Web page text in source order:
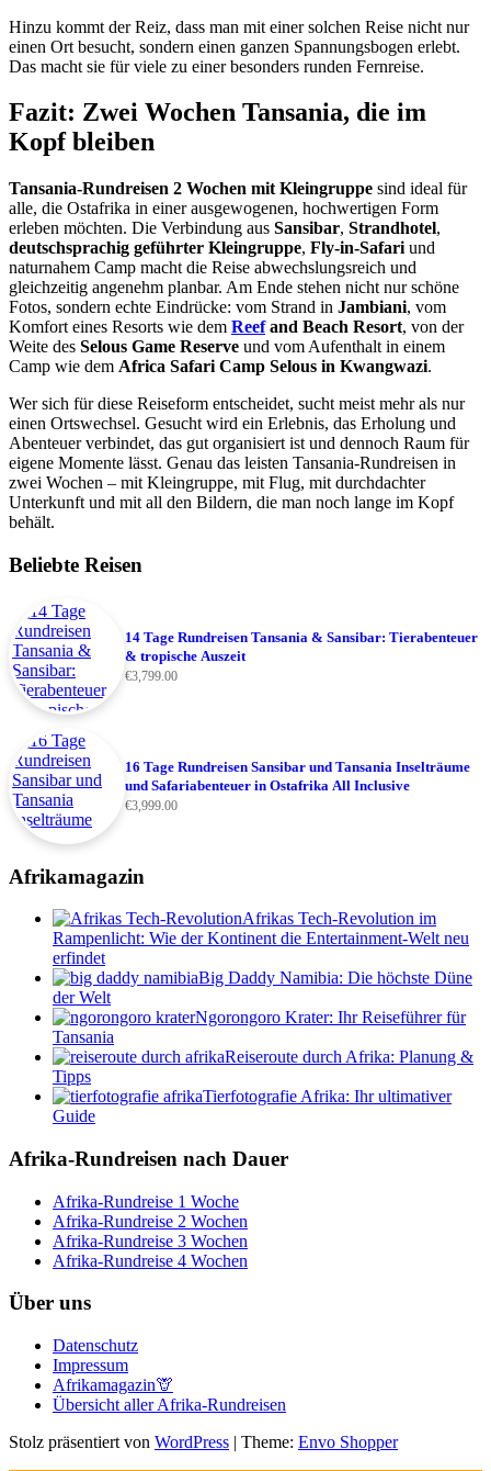
Hinzu kommt der Reiz, dass man mit einer solchen Reise nicht nur
einen Ort besucht, sondern einen ganzen Spannungsbogen erlebt.
Das macht sie für viele zu einer besonders runden Fernreise.
Fazit: Zwei Wochen Tansania, die im
Kopf bleiben
Tansania-Rundreisen 2 Wochen mit Kleingruppe sind ideal für
alle, die Ostafrika in einer ausgewogenen, hochwertigen Form
erleben möchten. Die Verbindung aus Sansibar, Strandhotel,
deutschsprachig geführter Kleingruppe, Fly-in-Safari und
naturnahem Camp macht die Reise abwechslungsreich und
gleichzeitig angenehm planbar. Am Ende stehen nicht nur schöne
Fotos, sondern echte Eindrücke: vom Strand in Jambiani, vom
Komfort eines Resorts wie dem Reefand Beach Resort, von der
Weite des Selous Game Reserve und vom Aufenthalt in einem
Camp wie dem Africa Safari Camp Selous in Kwangwazi.
Wer sich für diese Reiseform entscheidet, sucht meist mehr als nur
einen Ortswechsel. Gesucht wird ein Erlebnis, das Erholung und
Abenteuer verbindet, das gut organisiert ist und dennoch Raum für
eigene Momente lässt. Genau das leisten Tansania-Rundreisen in
zwei Wochen – mit Kleingruppe, mit Flug, mit durchdachter
Unterkunft und mit all den Bildern, die man noch lange im Kopf
behält.
Beliebte Reisen
14 Tage Rundreisen Tansania & Sansibar: Tierabenteuer
& tropische Auszeit
€3,799.00
16 Tage Rundreisen Sansibar und Tansania Inselträume
und Safariabenteuer in Ostafrika All Inclusive
€3,999.00
Afrikamagazin
Afrikas Tech-Revolution im
Rampenlicht: Wie der Kontinent die Entertainment-Welt neu
erfindet
Big Daddy Namibia: Die höchste Düne
der Welt
Ngorongoro Krater: Ihr Reiseführer für
Tansania
Reiseroute durch Afrika: Planung &
Tipps
Tierfotografie Afrika: Ihr ultimativer
Guide
Afrika-Rundreisen nach Dauer
Afrika-Rundreise 1 Woche
Afrika-Rundreise 2 Wochen
Afrika-Rundreise 3 Wochen
Afrika-Rundreise 4 Wochen
Über uns
Datenschutz
Impressum
Afrikamagazin🦒
Übersicht aller Afrika-Rundreisen
Stolz präsentiert von WordPress | Theme: Envo Shopper